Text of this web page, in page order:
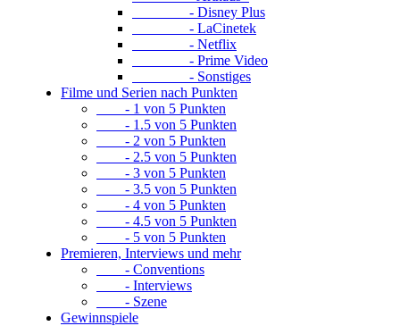
- Disney Plus
- LaCinetek
- Netflix
- Prime Video
- Sonstiges
Filme und Serien nach Punkten
- 1 von 5 Punkten
- 1.5 von 5 Punkten
- 2 von 5 Punkten
- 2.5 von 5 Punkten
- 3 von 5 Punkten
- 3.5 von 5 Punkten
- 4 von 5 Punkten
- 4.5 von 5 Punkten
- 5 von 5 Punkten
Premieren, Interviews und mehr
- Conventions
- Interviews
- Szene
Gewinnspiele